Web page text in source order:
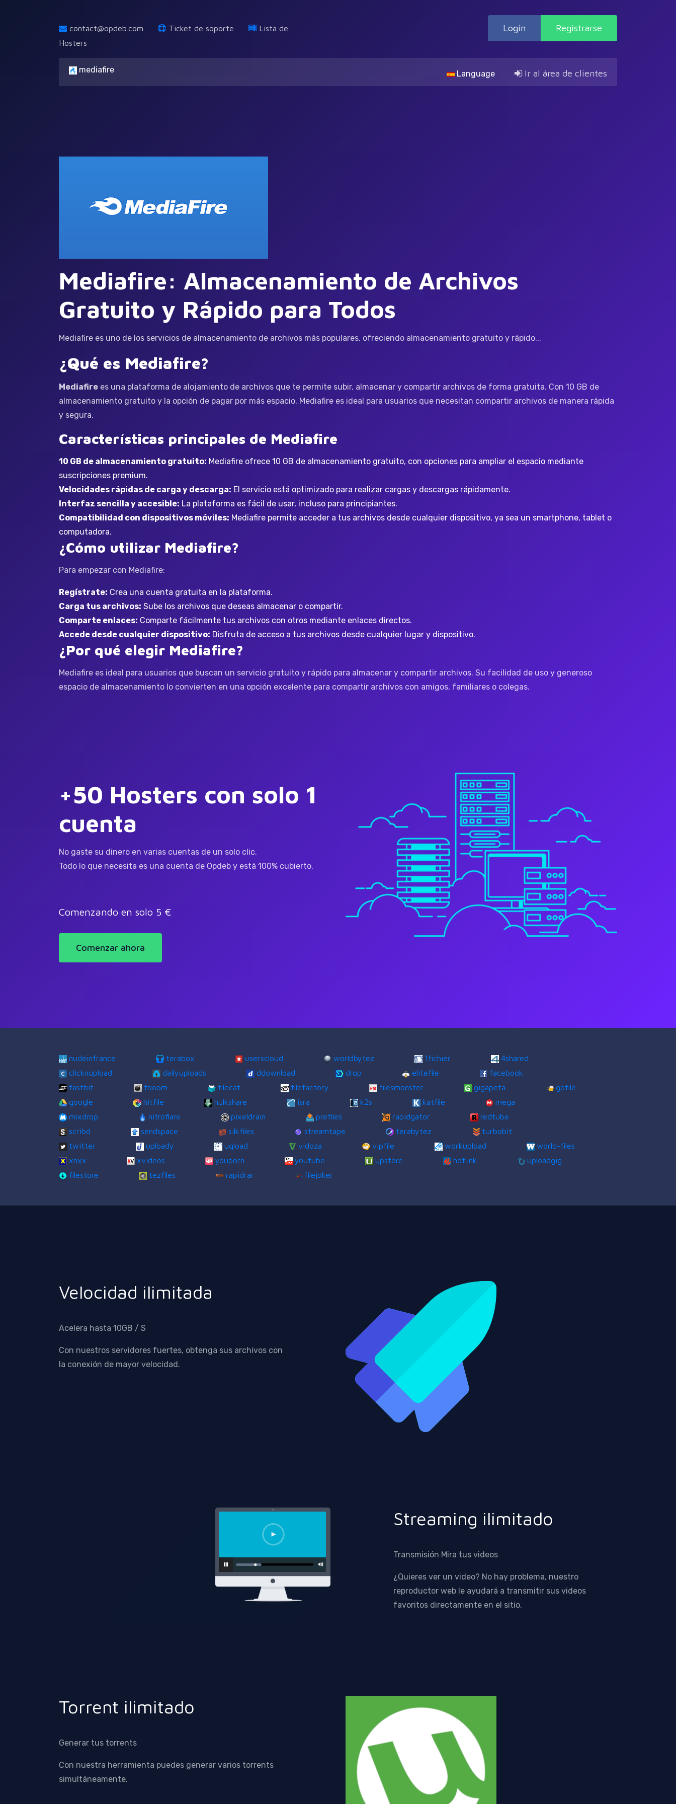
contact@opdeb.com Ticket de soporte
Lista de
Hosters
Login Registrarse
mediafire Language Ir al área de clientes
Mediafire: Almacenamiento de Archivos
Gratuito y Rápido para Todos
Mediafire es uno de los servicios de almacenamiento de archivos más populares, ofreciendo almacenamiento gratuito y rápido...
¿Qué es Mediafire?
Mediafire es una plataforma de alojamiento de archivos que te permite subir, almacenar y compartir archivos de forma gratuita. Con 10 GB de
almacenamiento gratuito y la opción de pagar por más espacio, Mediafire es ideal para usuarios que necesitan compartir archivos de manera rápida
y segura.
Características principales de Mediafire
10 GB de almacenamiento gratuito: Mediafire ofrece 10 GB de almacenamiento gratuito, con opciones para ampliar el espacio mediante
suscripciones premium.
Velocidades rápidas de carga y descarga: El servicio está optimizado para realizar cargas y descargas rápidamente.
Interfaz sencilla y accesible: La plataforma es fácil de usar, incluso para principiantes.
Compatibilidad con dispositivos móviles: Mediafire permite acceder a tus archivos desde cualquier dispositivo, ya sea un smartphone, tablet o
computadora.
¿Cómo utilizar Mediafire?
Para empezar con Mediafire:
Regístrate: Crea una cuenta gratuita en la plataforma.
Carga tus archivos: Sube los archivos que deseas almacenar o compartir.
Comparte enlaces: Comparte fácilmente tus archivos con otros mediante enlaces directos.
Accede desde cualquier dispositivo: Disfruta de acceso a tus archivos desde cualquier lugar y dispositivo.
¿Por qué elegir Mediafire?
Mediafire es ideal para usuarios que buscan un servicio gratuito y rápido para almacenar y compartir archivos. Su facilidad de uso y generoso
espacio de almacenamiento lo convierten en una opción excelente para compartir archivos con amigos, familiares o colegas.
+50 Hosters con solo 1
cuenta
No gaste su dinero en varias cuentas de un solo clic.
Todo lo que necesita es una cuenta de Opdeb y está 100% cubierto.
Comenzando en solo 5 €
Comenzar ahora
nudeinfrance terabox userscloud worldbytez 1fichier
4shared
clicknupload
dailyuploads ddownload drop elitefile
facebook
fastbit
fboom filecat filefactory filesmonster gigapeta
gofile
google
hitfile hulkshare isra k2s katfile
mega
mixdrop
nitroflare pixeldrain prefiles rapidgator
redtube
scribd
sendspace silkfiles streamtape terabytez
turbobit
twitter
uploady uqload vidoza vipfile workupload
world-files
xnxx
xvideos youporn youtube upstore hotlink
uploadgig
filestore
tezfiles rapidrar filejoker
Velocidad ilimitada
Acelera hasta 10GB / S
Con nuestros servidores fuertes, obtenga sus archivos con
la conexión de mayor velocidad.
Streaming ilimitado
Transmisión Mira tus videos
¿Quieres ver un video? No hay problema, nuestro
reproductor web le ayudará a transmitir sus videos
favoritos directamente en el sitio.
Torrent ilimitado
Generar tus torrents
Con nuestra herramienta puedes generar varios torrents
simultáneamente.